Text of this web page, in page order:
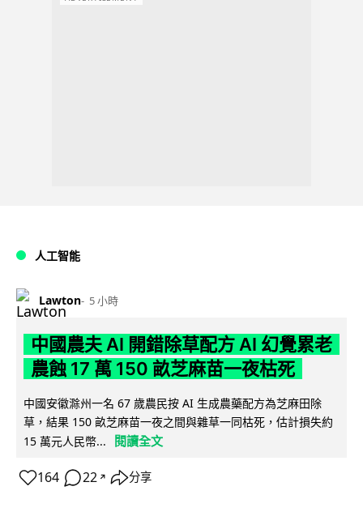
人工智能
Lawton 5 小時
中國農夫 AI 開錯除草配方 AI 幻覺累老
農蝕 17 萬 150 畝芝麻苗一夜枯死
中國安徽滁州一名 67 歲農民按 AI 生成農藥配方為芝麻田除
草，結果 150 畝芝麻苗一夜之間與雜草一同枯死，估計損失約
15 萬元人民幣...
閱讀全文
164 22 ↗ 分享